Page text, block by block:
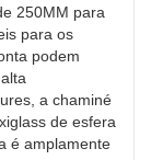
250MM para
para os
podem
a chaminé
de esfera
é amplamente